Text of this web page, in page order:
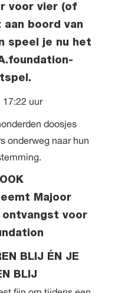
voor vier (of
boord van
speel je nu het
17:22 uur
doosjes
onderweg naar hun
Majoor
voor
BLIJ ÉN JE
BLIJ